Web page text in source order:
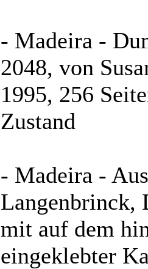
- Madeira -
2048, von
1995, 256
Zustand
- Madeira -
Langenbrinck,
mit auf dem
eingeklebter